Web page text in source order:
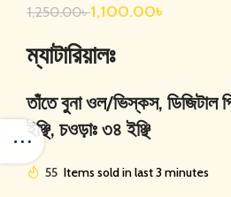
1,250.00৳1,100.00৳
ম্যাটারিয়ালঃ
তাঁতে বুনা ওল/ভিস্কস, ডিজিটাল
ইঞ্ছি, চওড়াঃ ৩৪ ইঞ্ছি
55 Items sold in last 3 minutes